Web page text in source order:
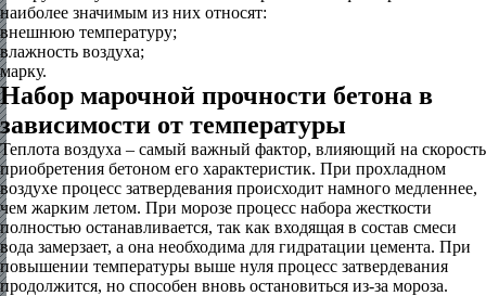
наиболее значимым из них относят:
внешнюю температуру;
влажность воздуха;
марку.
Набор марочной прочности бетона в
зависимости от температуры
Теплота воздуха – самый важный фактор, влияющий на скорость
приобретения бетоном его характеристик. При прохладном
воздухе процесс затвердевания происходит намного медленнее,
чем жарким летом. При морозе процесс набора жесткости
полностью останавливается, так как входящая в состав смеси
вода замерзает, а она необходима для гидратации цемента. При
повышении температуры выше нуля процесс затвердевания
продолжится, но способен вновь остановиться из-за мороза.